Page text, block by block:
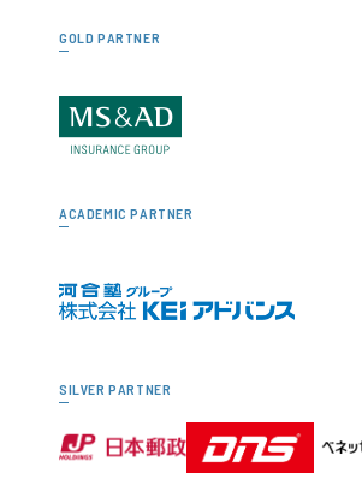
GOLD PARTNER
ACADEMIC PARTNER
SILVER PARTNER